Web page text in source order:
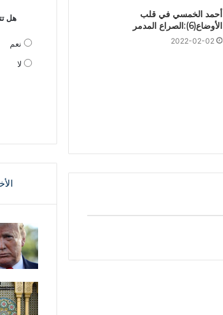
أحمد الخمسي في قلب
الأوضاع(6):الصراع المدمر
2022-02-02
هل
نعم
لا